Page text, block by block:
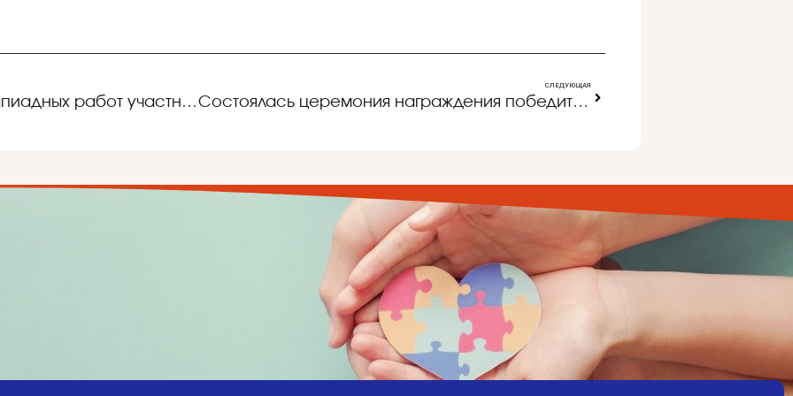
Итоговый протокол олимпиадных работ участников городской олимпиады школьников по русскому языку языку для 5-6 классов
СЛЕДУЮЩАЯ
Состоялась церемония награждения победителей и призеров I этапа Всероссийской олимпиады школьников ПАО «Россети»